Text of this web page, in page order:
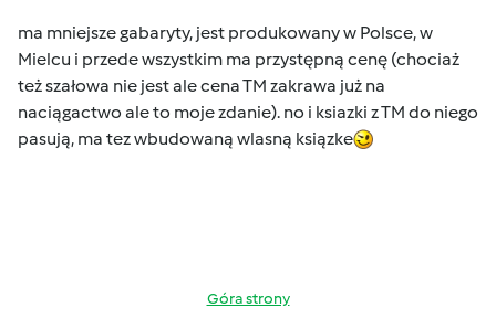
ma mniejsze gabaryty, jest produkowany w Polsce, w
Mielcu i przede wszystkim ma przystępną cenę (chociaż
też szałowa nie jest ale cena TM zakrawa już na
naciągactwo ale to moje zdanie). no i ksiazki z TM do niego
pasują, ma tez wbudowaną wlasną ksiązke
Góra strony